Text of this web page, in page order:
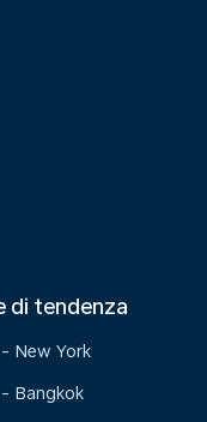
di tendenza
New York
Bangkok